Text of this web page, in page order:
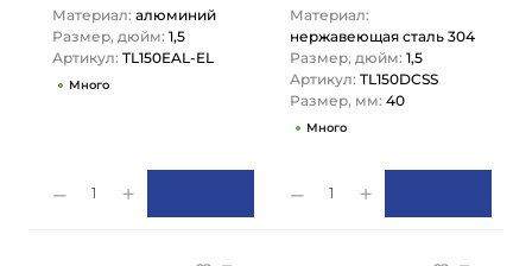
LOCK
Материал: алюминий
Размер, дюйм: 1,5
Артикул: TL150EAL-EL
Много
1
TITAN LOCK
Материал:
нержавеющая сталь 304
Размер, дюйм: 1,5
Артикул: TL150DCSS
Размер, мм: 40
Много
1